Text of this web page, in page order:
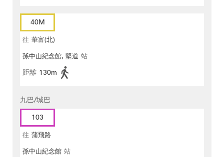
40M
往 華富(北)
孫中山紀念館, 堅道 站
距離 130m
九巴/城巴
103
往 蒲飛路
孫中山紀念館 站